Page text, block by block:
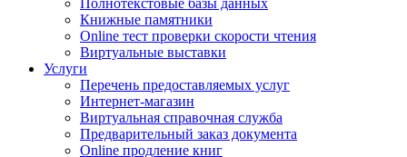
Полнотекстовые базы данных
Книжные памятники
Online тест проверки скорости чтения
Виртуальные выставки
Услуги
Перечень предоставляемых услуг
Интернет-магазин
Виртуальная справочная служба
Предварительный заказ документа
Online продление книг